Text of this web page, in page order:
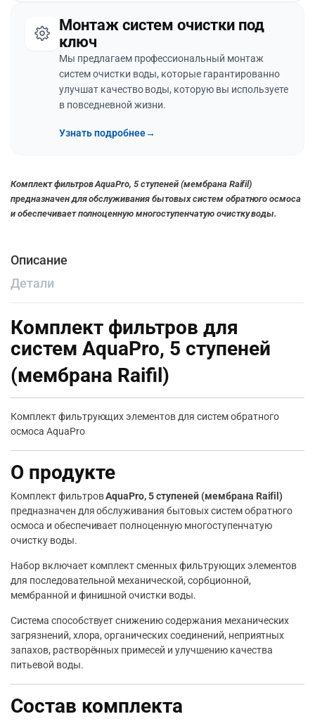
Монтаж систем очистки под
ключ
Мы предлагаем профессиональный монтаж
систем очистки воды, которые гарантированно
улучшат качество воды, которую вы используете
в повседневной жизни.
Узнать подробнее→
Комплект фильтров AquaPro, 5 ступеней (мембрана Raifil)
предназначен для обслуживания бытовых систем обратного осмоса
и обеспечивает полноценную многоступенчатую очистку воды.
Описание
Детали
Комплект фильтров для
систем AquaPro, 5 ступеней
(мембрана Raifil)
Комплект фильтрующих элементов для систем обратного
осмоса AquaPro
О продукте
Комплект фильтровAquaPro, 5 ступеней (мембрана Raifil)
предназначен для обслуживания бытовых систем обратного
осмоса и обеспечивает полноценную многоступенчатую
очистку воды.
Набор включает комплект сменных фильтрующих элементов
для последовательной механической, сорбционной,
мембранной и финишной очистки воды.
Система способствует снижению содержания механических
загрязнений, хлора, органических соединений, неприятных
запахов, растворённых примесей и улучшению качества
питьевой воды.
Состав комплекта